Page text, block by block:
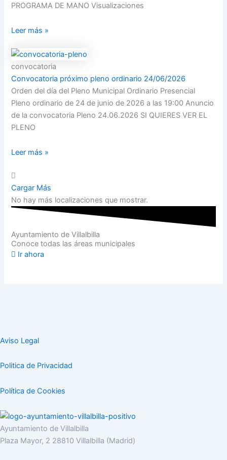
PROGRAMA DE MANO Visualizaciones
Leer más »
convocatoria
Convocatoria próximo pleno ordinario 24/06/2026
Orden del día del Pleno Municipal Ordinario Presencial
Pleno ordinario de 24 de junio de 2026 a las 19:00 Anuncio
de la convocatoria Pleno 24.06.2026 SI QUIERES VER EL
PLENO
Leer más »
Cargar Más
No hay más localizaciones que mostrar.
Ayuntamiento de Villalbilla
Conoce todas las áreas municipales
Ir ahora
Aviso Legal
Politica de Privacidad
Política de Cookies
Ayuntamiento de Villalbilla
Plaza Mayor, 2 28810 Villalbilla (Madrid)